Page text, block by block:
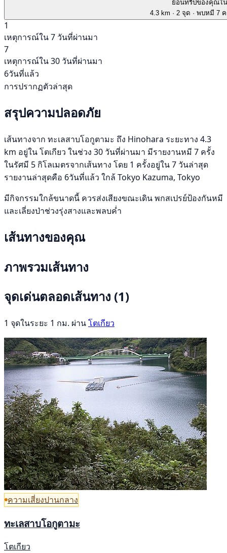
ย้อนทริปของคุณใ
4.3 km · 2 จุด · พบหมี 7
1
เหตุการณ์ใน 7 วันที่ผ่านมา
7
เหตุการณ์ใน 30 วันที่ผ่านมา
6วันที่แล้ว
การปรากฏตัวล่าสุด
สรุปความปลอดภัย
เส้นทางจาก ทะเลสาบโอกูตามะ ถึง Hinohara ระยะทาง 4.3
km อยู่ใน โตเกียว ในช่วง 30 วันที่ผ่านมา มีรายงานหมี 7 ครั้ง
ในรัศมี 5 กิโลเมตรจากเส้นทาง โดย 1 ครั้งอยู่ใน 7 วันล่าสุด
รายงานล่าสุดคือ 6วันที่แล้ว ใกล้ Tokyo Kazuma, Tokyo
มีกิจกรรมใกล้ขนาดนี้ ควรส่งเสียงขณะเดิน พกสเปรย์ป้องกันหมี
และเลี่ยงป่าช่วงรุ่งสางและพลบค่ำ
เส้นทางของคุณ
ภาพรวมเส้นทาง
จุดเด่นตลอดเส้นทาง (1)
1 จุดในระยะ 1 กม. ผ่านโตเกียว
ความเสี่ยงปานกลาง
ทะเลสาบโอกูตามะ
โตเกียว